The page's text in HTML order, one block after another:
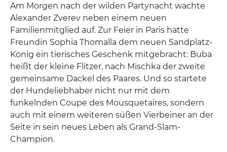
Am Morgen nach der wilden Partynacht wachte
Alexander Zverev neben einem neuen
Familienmitglied auf. Zur Feier in Paris hatte
Freundin Sophia Thomalla dem neuen Sandplatz-
König ein tierisches Geschenk mitgebracht: Buba
heißt der kleine Flitzer, nach Mischka der zweite
gemeinsame Dackel des Paares. Und so startete
der Hundeliebhaber nicht nur mit dem
funkelnden Coupe des Mousquetaires, sondern
auch mit einem weiteren süßen Vierbeiner an der
Seite in sein neues Leben als Grand-Slam-
Champion.